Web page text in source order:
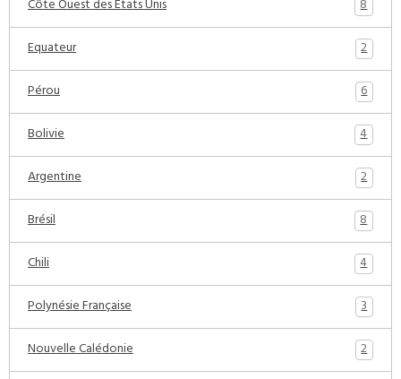
Côte Ouest des Etats Unis
8
Equateur
2
Pérou
6
Bolivie
4
Argentine
2
Brésil
8
Chili
4
Polynésie Française
3
Nouvelle Calédonie
2